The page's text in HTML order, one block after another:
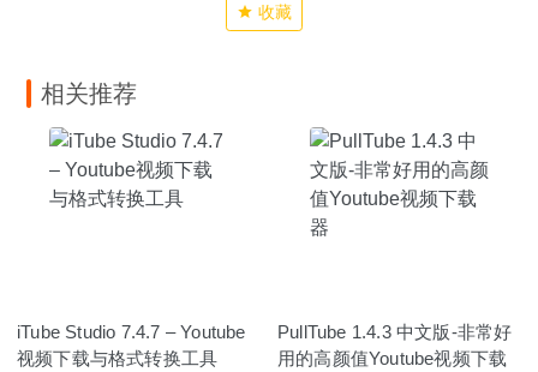
收藏
相关推荐
iTube Studio 7.4.7 – Youtube
视频下载与格式转换工具
PullTube 1.4.3 中文版-非常好
用的高颜值Youtube视频下载